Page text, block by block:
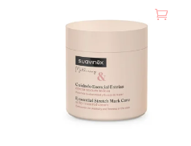
variante.
Mundësitë